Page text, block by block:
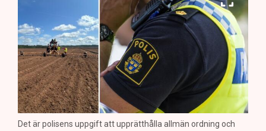
Det är polisens uppgift att upprätthålla allmän ordning och